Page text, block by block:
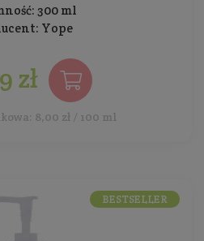
300 ml
Yope
zł
8,00 zł / 100 ml
BESTSELLER